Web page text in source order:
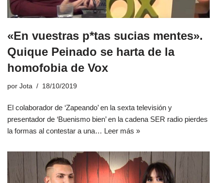
«En vuestras p*tas sucias mentes».
Quique Peinado se harta de la
homofobia de Vox
por Jota 18/10/2019
El colaborador de ‘Zapeando’ en la sexta televisión y
presentador de ‘Buenismo bien’ en la cadena SER radio pierdes
la formas al contestar a una… Leer más »